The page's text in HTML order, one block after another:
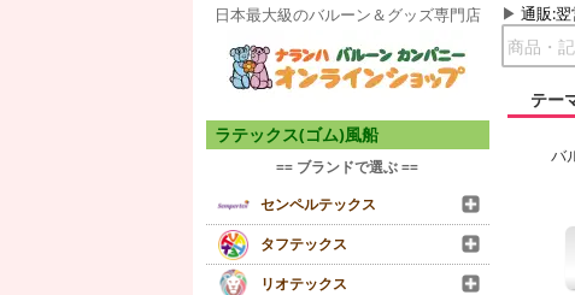
日本最大級のバルーン＆グッズ専門店 通販:
テー
ラテックス(ゴム)風船
== ブランドで選ぶ ==
センペルテックス
タフテックス
リオテックス
バ